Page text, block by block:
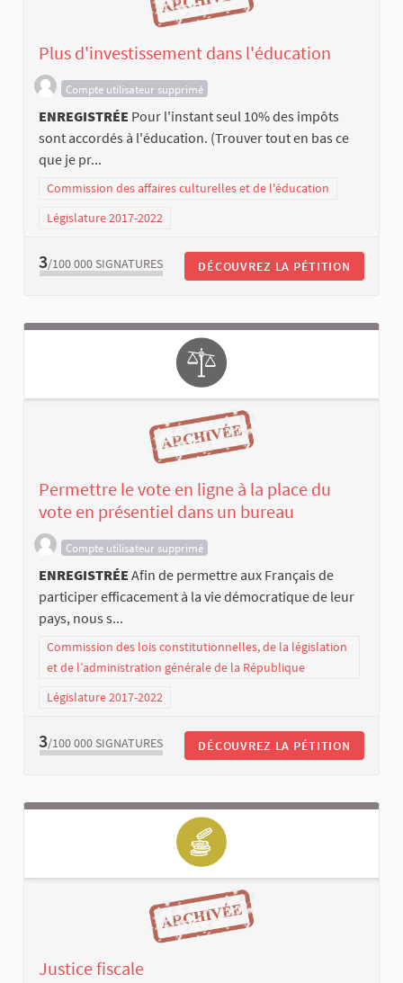
Plus d'investissement dans l'éducation
Compte utilisateur supprimé
ENREGISTRÉE Pour l'instant seul 10% des impôts
sont accordés à l'éducation. (Trouver tout en bas ce
que je pr...
Commission des affaires culturelles et de l'éducation
Législature 2017-2022
3/100 000 SIGNATURES DÉCOUVREZ LA PÉTITION
Permettre le vote en ligne à la place du
vote en présentiel dans un bureau
Compte utilisateur supprimé
ENREGISTRÉE Afin de permettre aux Français de
participer efficacement à la vie démocratique de leur
pays, nous s...
Commission des lois constitutionnelles, de la législation
et de l’administration générale de la République
Législature 2017-2022
3/100 000 SIGNATURES DÉCOUVREZ LA PÉTITION
Justice fiscale